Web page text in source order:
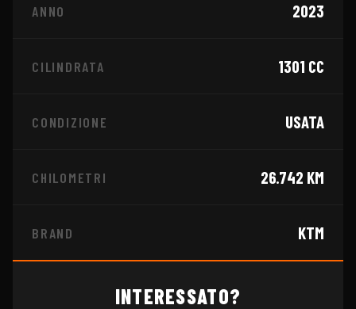
ANNO 2023
CILINDRATA 1301 CC
CONDIZIONE USATA
CHILOMETRI 26.742 KM
BRAND KTM
INTERESSATO?